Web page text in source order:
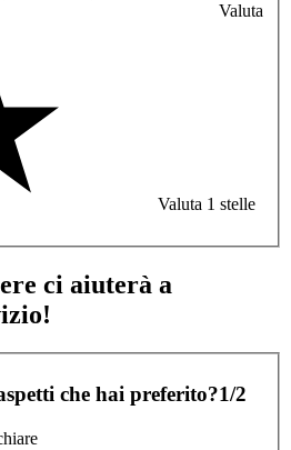
Valuta
Valuta 1 stelle
ci aiuterà a
che hai preferito?1/2